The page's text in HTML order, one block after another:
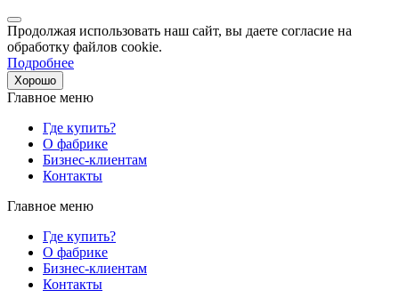
Продолжая использовать наш сайт, вы даете согласие на
обработку файлов cookie.
Подробнее
Хорошо
Главное меню
Где купить?
О фабрике
Бизнес-клиентам
Контакты
Главное меню
Где купить?
О фабрике
Бизнес-клиентам
Контакты